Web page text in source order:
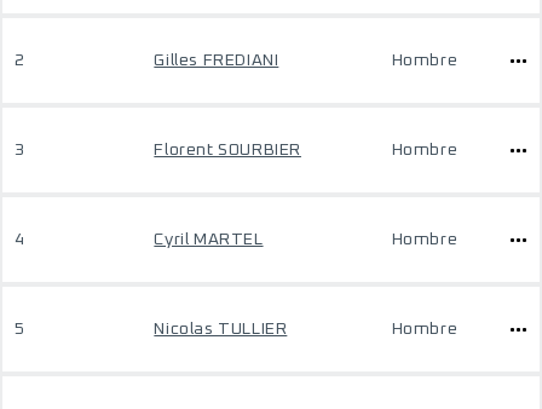
2 Gilles FREDIANI Hombre
3 Florent SOURBIER Hombre
4 Cyril MARTEL Hombre
5 Nicolas TULLIER Hombre